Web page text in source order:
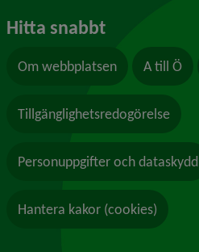
Hitta snabbt
Om webbplatsen A till Ö
Tillgänglighetsredogörelse
Personuppgifter och dataskydd
Hantera kakor (cookies)